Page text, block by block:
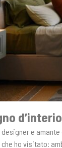
e
ho visitato: